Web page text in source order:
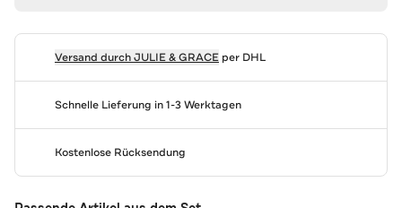
Versand durchJULIE & GRACEper DHL
Schnelle Lieferung in 1-3 Werktagen
Kostenlose Rücksendung